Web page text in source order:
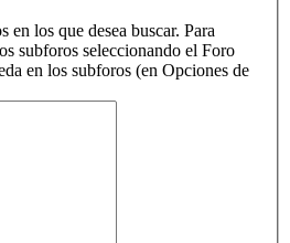
en los que desea buscar. Para
subforos seleccionando el Foro
en los subforos (en Opciones de